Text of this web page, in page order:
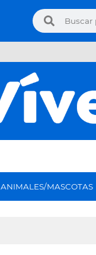
ANIMALES/MASCOTAS